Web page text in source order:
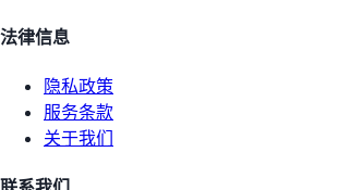
法律信息
隐私政策
服务条款
关于我们